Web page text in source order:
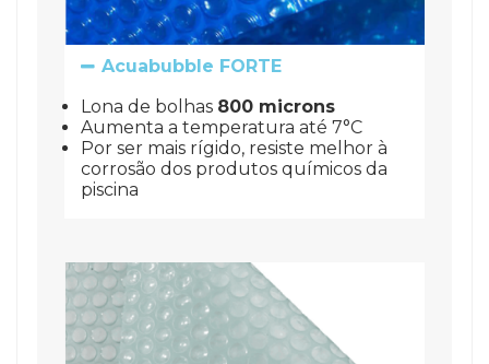
Acuabubble FORTE
Lona de bolhas 800 microns
Aumenta a temperatura até 7°C
Por ser mais rígido, resiste melhor à
corrosão dos produtos químicos da
piscina